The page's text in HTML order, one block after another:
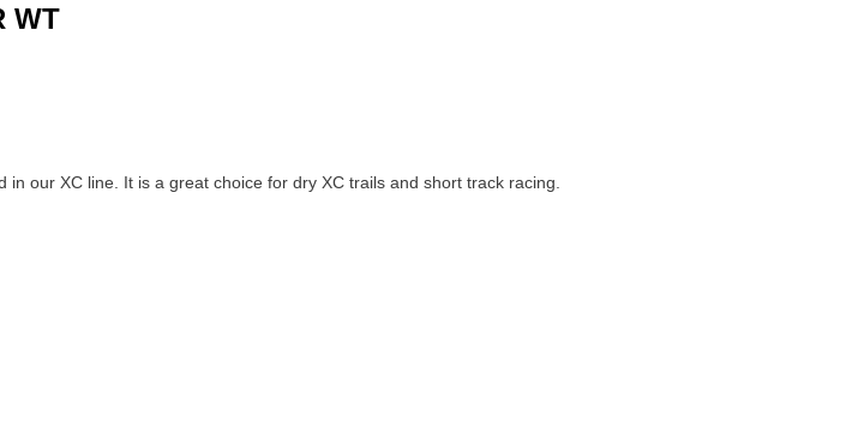
WT
our XC line. It is a great choice for dry XC trails and short track racing.